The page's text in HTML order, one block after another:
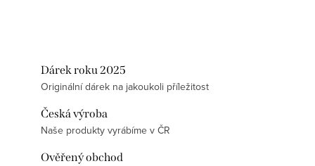
Dárek roku 2025
Originální dárek na jakoukoli příležitost
Česká výroba
Naše produkty vyrábíme v ČR
Ověřený obchod